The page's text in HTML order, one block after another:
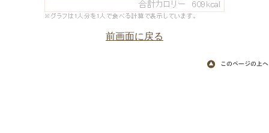
前画面に戻る